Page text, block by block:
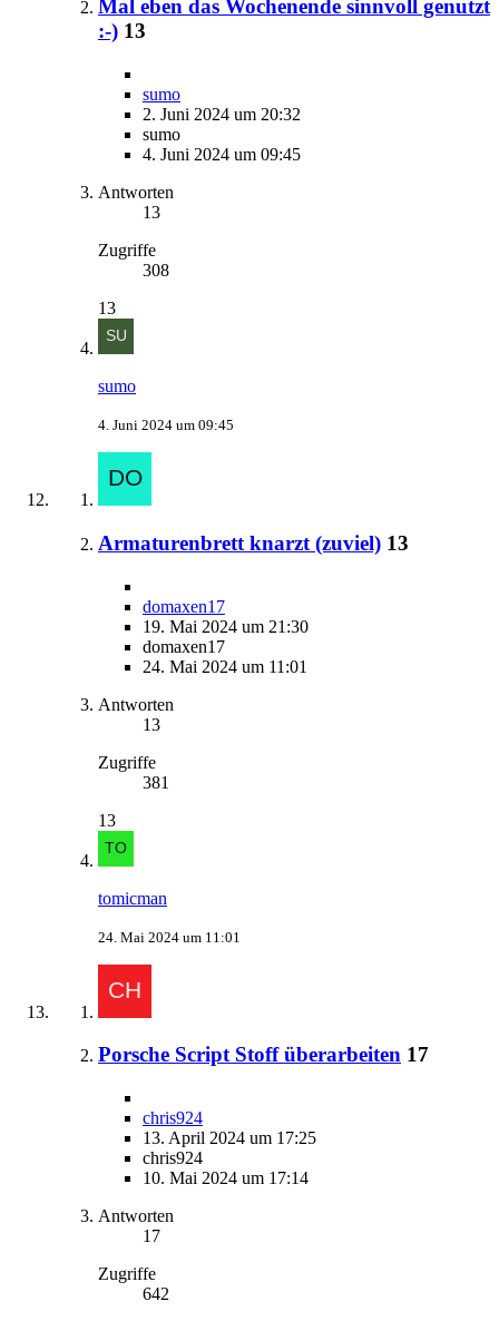
Mal eben das Wochenende sinnvoll genutzt
:-) 13
sumo
2. Juni 2024 um 20:32
sumo
4. Juni 2024 um 09:45
Antworten
13
Zugriffe
308
13
sumo
4. Juni 2024 um 09:45
Armaturenbrett knarzt (zuviel) 13
domaxen17
19. Mai 2024 um 21:30
domaxen17
24. Mai 2024 um 11:01
Antworten
13
Zugriffe
381
13
tomicman
24. Mai 2024 um 11:01
Porsche Script Stoff überarbeiten 17
chris924
13. April 2024 um 17:25
chris924
10. Mai 2024 um 17:14
Antworten
17
Zugriffe
642